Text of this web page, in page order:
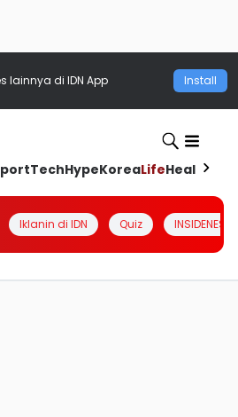
lainnya di IDN App Install
TechHypeKoreaLifeHealth
Iklanin di IDN Quiz INSIDENESIA